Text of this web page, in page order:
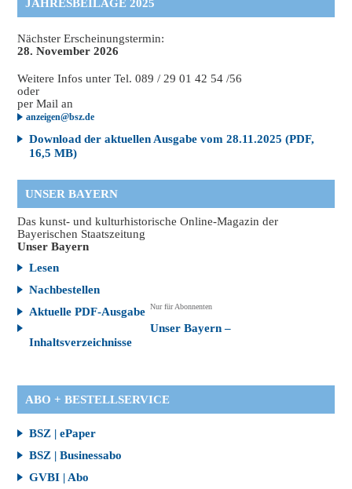
JAHRESBEILAGE 2025
Nächster Erscheinungstermin:
28. November 2026
Weitere Infos unter Tel. 089 / 29 01 42 54 /56
oder
per Mail an
anzeigen@bsz.de
Download der aktuellen Ausgabe vom 28.11.2025 (PDF,
16,5 MB)
UNSER BAYERN
Das kunst- und kulturhistorische Online-Magazin der
Bayerischen Staatszeitung
Unser Bayern
Lesen
Nachbestellen
Aktuelle PDF-Ausgabe Nur für Abonnenten
Unser Bayern –
Inhaltsverzeichnisse
ABO + BESTELLSERVICE
BSZ | ePaper
BSZ | Businessabo
GVBI | Abo